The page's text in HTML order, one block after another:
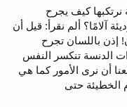
كيف يجرح
آلامًا؟ ألم نقرأ: قيل أن
باللسان تجرح
الدنسة تنكسر النفس
أن نرى الأمور كما هي
الخطيئة حتى